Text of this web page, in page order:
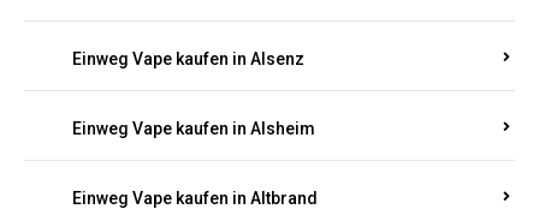
Einweg Vape kaufen in Alsenz
Einweg Vape kaufen in Alsheim
Einweg Vape kaufen in Altbrand